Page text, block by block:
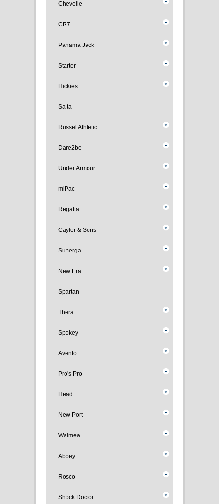
Chevelle
CR7
Panama Jack
Starter
Hickies
Salta
Russel Athletic
Dare2be
Under Armour
miPac
Regatta
Cayler & Sons
Superga
New Era
Spartan
Thera
Spokey
Avento
Pro's Pro
Head
New Port
Waimea
Abbey
Rosco
Shock Doctor